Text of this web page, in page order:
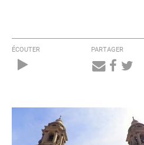
ÉCOUTER PARTAGER